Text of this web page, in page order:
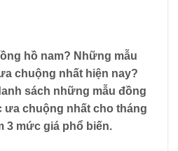
hồ nam? Những mẫu
chuộng nhất hiện nay?
sách những mẫu đồng
ưa chuộng nhất cho tháng
3 mức giá phổ biến.